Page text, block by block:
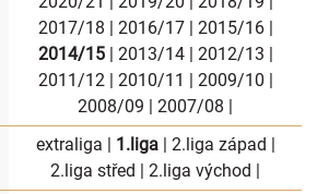
2017/18 | 2016/17| 2015/16|
2014/15| 2013/14| 2012/13 |
2011/12| 2010/11 | 2009/10 |
2008/09 | 2007/08 |
extraliga | 1.liga| 2.liga západ |
2.liga střed | 2.liga východ |